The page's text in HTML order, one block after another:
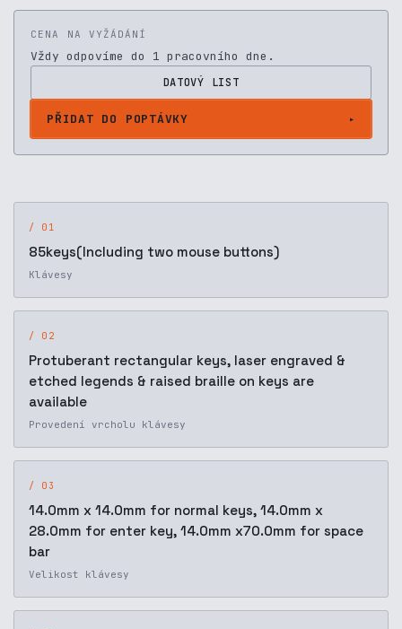
CENA NA VYŽÁDÁNÍ
Vždy odpovíme do 1 pracovního dne.
DATOVÝ LIST
PŘIDAT DO POPTÁVKY
/ 01
85keys(Including two mouse buttons)
Klávesy
/ 02
Protuberant rectangular keys, laser engraved &
etched legends & raised braille on keys are
available
Provedení vrcholu klávesy
/ 03
14.0mm x 14.0mm for normal keys, 14.0mm x
28.0mm for enter key, 14.0mm x70.0mm for space
bar
Velikost klávesy